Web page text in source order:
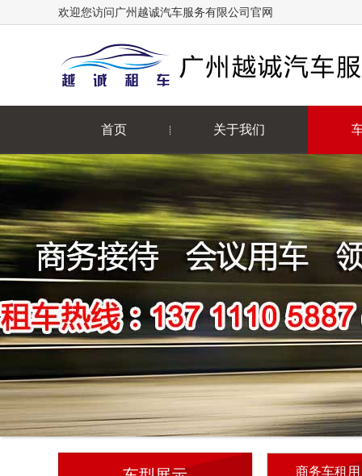
欢迎您访问广州越诚汽车服务有限公司官网
首页 关于我们
商务车租用